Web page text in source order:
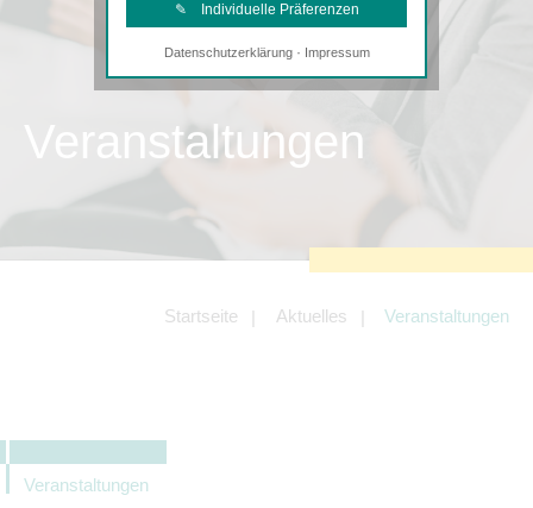
Veranstaltungen
Startseite Aktuelles Veranstaltungen
Veranstaltungen
✎ Individuelle Präferenzen
Notwendige Cookies
Diese Cookies sind erforderlich, um die
Tracking- und Targeting-Cookies
Angebotes einschließlich der
Angeboten von z.B. Facebook und
LinkedIn.
Datenschutzerklärung· Impressum